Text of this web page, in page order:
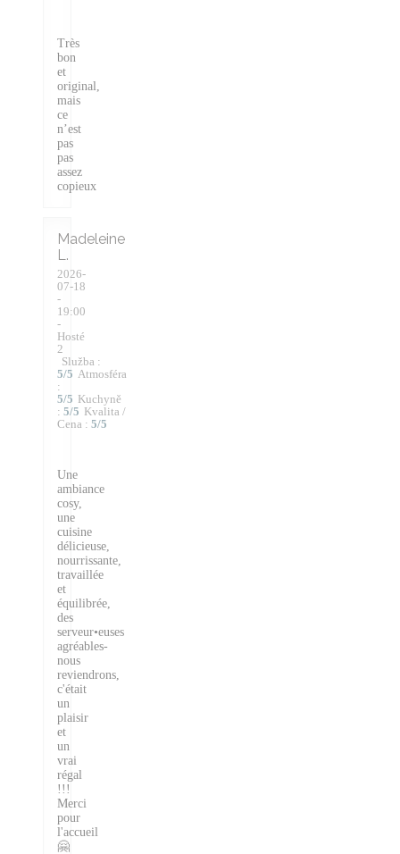
Très
bon
et
original,
mais
ce
n’est
pas
pas
assez
copieux
Madeleine
L
2026-
07-18
-
19:00
-
Hosté
2
Služba :
5/5 Atmosféra
:
5/5 Kuchyně
: 5/5 Kvalita /
Cena : 5/5
Une
ambiance
cosy,
une
cuisine
délicieuse,
nourrissante,
travaillée
et
équilibrée,
des
serveur•euses
agréables-
nous
reviendrons,
c'était
un
plaisir
et
un
vrai
régal
!!!
Merci
pour
l'accueil
🤗